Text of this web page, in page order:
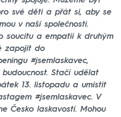
své děti a přát si, aby se
v naší společnosti.
soucitu a empatii k druhým
zapojit do
#jsemlaskavec,
Stačí udělat
13. listopadu a umístit
#jsemlaskavec. V
Česko laskavostí. Mohou